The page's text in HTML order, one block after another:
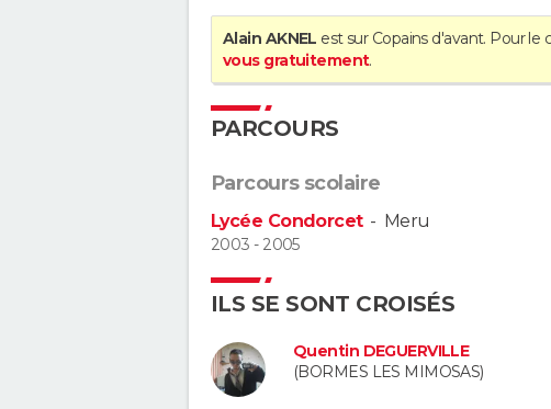
Alain AKNEL est sur Copains d'avant. Pour le
vous gratuitement.
PARCOURS
Parcours scolaire
Lycée Condorcet- Meru
2003 - 2005
ILS SE SONT CROISÉS
Quentin DEGUERVILLE
(BORMES LES MIMOSAS)